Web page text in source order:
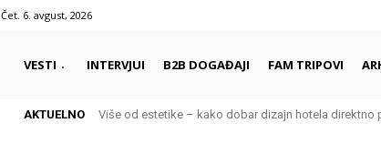
Čet. 6. avgust, 2026
VESTI INTERVJUI B2B DOGAĐAJI FAM TRIPOVI
AKTUELNOViše od estetike – kako dobar dizajn hotela direktno
Benefiti za zaposlene: Saradnja sa hotelima i